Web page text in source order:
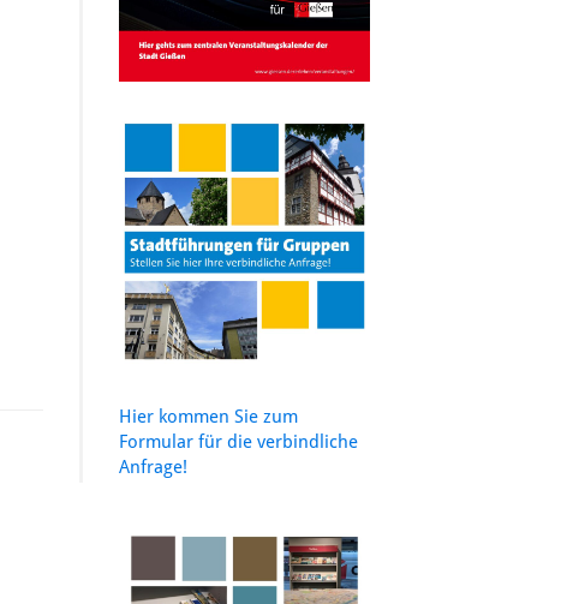
Hier kommen Sie zum
Formular für die verbindliche
Anfrage!